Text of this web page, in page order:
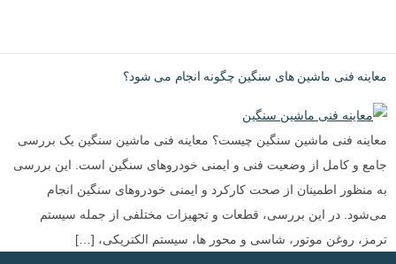
معاينه فنى ماشين هاى سنگين چگونه انجام مى شود؟
معاینه فنی ماشین‌ سنگین چیست؟ معاینه فنی ماشین‌ سنگین یک بررسی
جامع و کامل از وضعیت فنی و ایمنی خودروهای سنگین است. این بررسی
به منظور اطمینان از صحت کارکرد و ایمنی خودروهای سنگین انجام
می‌شود. در این بررسی، قطعات و تجهیزات مختلفی از جمله سیستم
ترمز، روغن موتور، شاسی و محور ها، سیستم الکتریکی، […]